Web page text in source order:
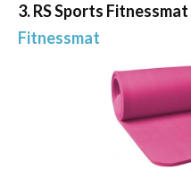
3. RS Sports Fitnessmat
Fitnessmat